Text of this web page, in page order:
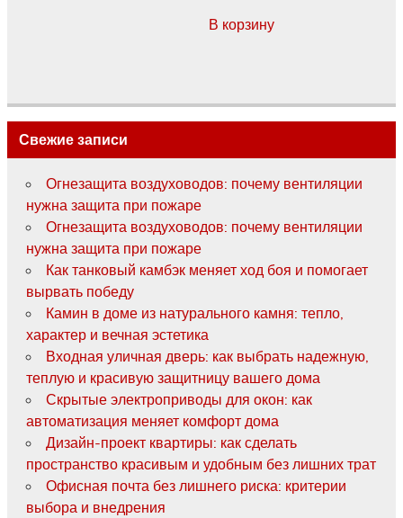
В корзину
Свежие записи
Огнезащита воздуховодов: почему вентиляции
нужна защита при пожаре
Огнезащита воздуховодов: почему вентиляции
нужна защита при пожаре
Как танковый камбэк меняет ход боя и помогает
вырвать победу
Камин в доме из натурального камня: тепло,
характер и вечная эстетика
Входная уличная дверь: как выбрать надежную,
теплую и красивую защитницу вашего дома
Скрытые электроприводы для окон: как
автоматизация меняет комфорт дома
Дизайн-проект квартиры: как сделать
пространство красивым и удобным без лишних трат
Офисная почта без лишнего риска: критерии
выбора и внедрения